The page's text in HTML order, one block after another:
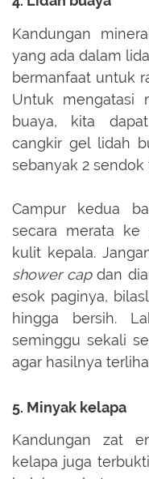
Kandungan
yang ada dalam
bermanfaat untuk
Untuk mengatasi
buaya, kita
cangkir gel lidah
sebanyak 2 sendok
Campur kedua
secara merata ke
kulit kepala.
shower capdan
esok paginya,
hingga bersih.
seminggu sekali
agar hasilnya
5. Minyak kelapa
Kandungan zat
kelapa juga